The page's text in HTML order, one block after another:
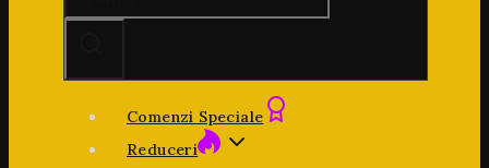
Comenzi Speciale
Reduceri